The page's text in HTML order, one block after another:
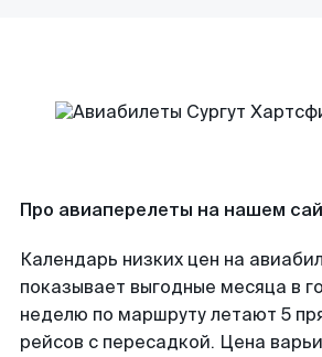
Про авиаперелеты на нашем
Календарь низких цен на
показывает выгодные месяца в
неделю по маршруту летают 5
рейсов с пересадкой. Цена